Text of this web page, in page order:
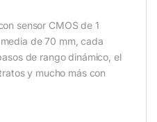
sensor CMOS de 1
de 70 mm, cada
de rango dinámico, el
y mucho más con